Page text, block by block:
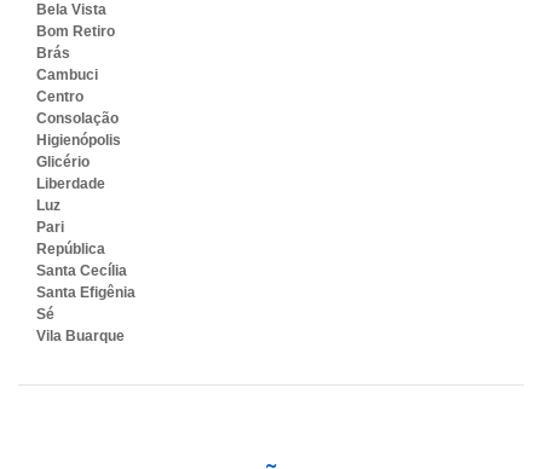
Bela Vista
Bom Retiro
Brás
Cambuci
Centro
Consolação
Higienópolis
Glicério
Liberdade
Luz
Pari
República
Santa Cecília
Santa Efigênia
Sé
Vila Buarque